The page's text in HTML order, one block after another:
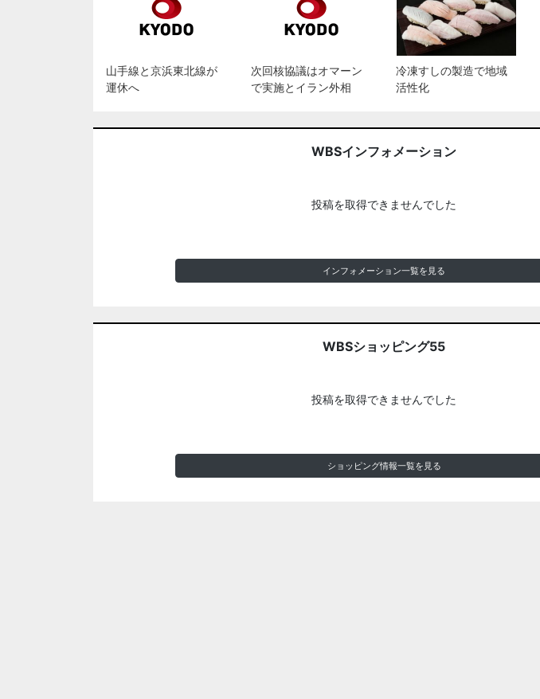
山手線と京浜東北線が
運休へ
次回核協議はオマーン
で実施とイラン外相
冷凍すしの製造で地域
活性化
WBSインフォメーション
投稿を取得できませんでした
インフォメーション一覧を見る
WBSショッピング55
投稿を取得できませんでした
ショッピング情報一覧を見る